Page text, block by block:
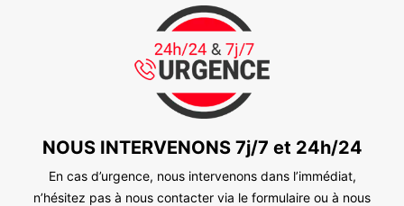
NOUS INTERVENONS 7j/7 et 24h/24
En cas d’urgence, nous intervenons dans l’immédiat,
n’hésitez pas à nous contacter via le formulaire ou à nous